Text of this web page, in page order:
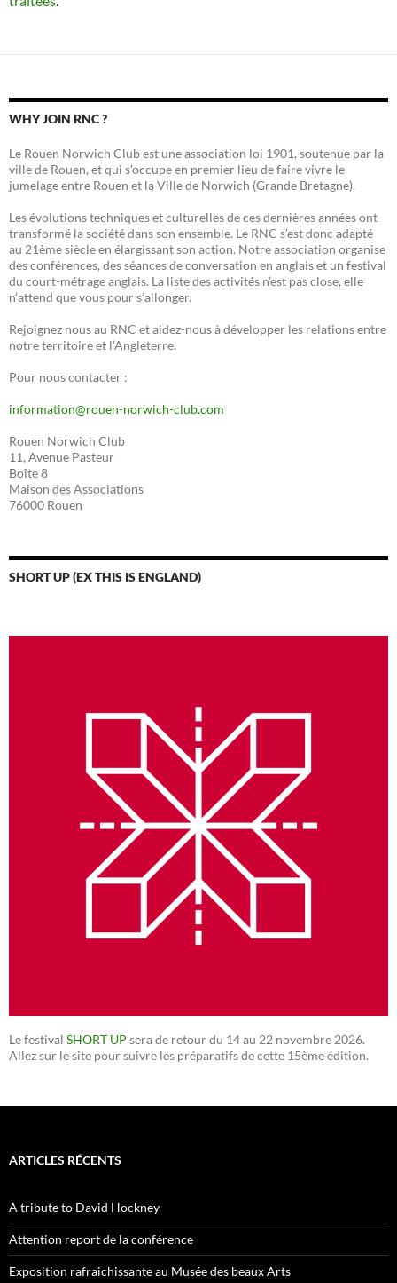
WHY JOIN RNC ?
Le Rouen Norwich Club est une association loi 1901, soutenue par la
ville de Rouen, et qui s’occupe en premier lieu de faire vivre le
jumelage entre Rouen et la Ville de Norwich (Grande Bretagne).
Les évolutions techniques et culturelles de ces dernières années ont
transformé la société dans son ensemble. Le RNC s’est donc adapté
au 21ème siècle en élargissant son action. Notre association organise
des conférences, des séances de conversation en anglais et un festival
du court-métrage anglais. La liste des activités n’est pas close, elle
n’attend que vous pour s’allonger.
Rejoignez nous au RNC et aidez-nous à développer les relations entre
notre territoire et l’Angleterre.
Pour nous contacter :
information@rouen-norwich-club.com
Rouen Norwich Club
11, Avenue Pasteur
Boîte 8
Maison des Associations
76000 Rouen
SHORT UP (EX THIS IS ENGLAND)
Le festival SHORT UP sera de retour du 14 au 22 novembre 2026.
Allez sur le site pour suivre les préparatifs de cette 15ème édition.
ARTICLES RÉCENTS
A tribute to David Hockney
Attention report de la conférence
Exposition rafraichissante au Musée des beaux Arts